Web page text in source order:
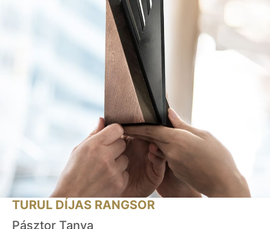
TURUL DÍJAS RANGSOR
Pásztor Tanya